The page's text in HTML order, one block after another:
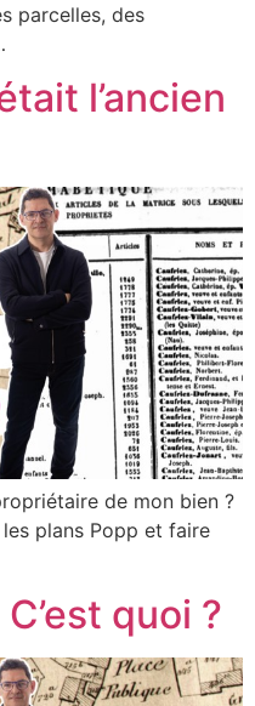
parcelles, des
l’ancien
de mon bien ?
plans Popp et faire
quoi ?